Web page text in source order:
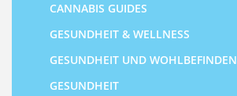
CANNABIS GUIDES
GESUNDHEIT & WELLNESS
GESUNDHEIT UND WOHLBEFINDEN
GESUNDHEIT